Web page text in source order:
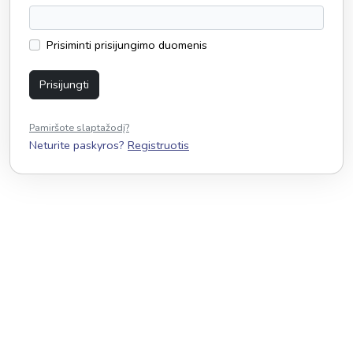
Prisiminti prisijungimo duomenis
Prisijungti
Pamiršote slaptažodį?
Neturite paskyros? Registruotis